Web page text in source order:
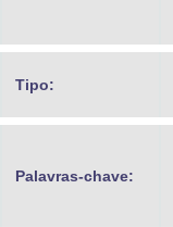
Tipo:
Palavras-chave: